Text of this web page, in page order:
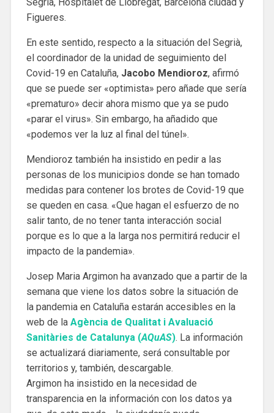
Figueres.
En este sentido, respecto a la situación del Segrià,
el coordinador de la unidad de seguimiento del
Covid-19 en Cataluña, Jacobo Mendioroz, afirmó
que se puede ser «optimista» pero añade que sería
«prematuro» decir ahora mismo que ya se pudo
«parar el virus». Sin embargo, ha añadido que
«podemos ver la luz al final del túnel».
Mendioroz también ha insistido en pedir a las
personas de los municipios donde se han tomado
medidas para contener los brotes de Covid-19 que
se queden en casa. «Que hagan el esfuerzo de no
salir tanto, de no tener tanta interacción social
porque es lo que a la larga nos permitirá reducir el
impacto de la pandemia».
Josep Maria Argimon ha avanzado que a partir de la
semana que viene los datos sobre la situación de
la pandemia en Cataluña estarán accesibles en la
web de la Agència de Qualitat i Avaluació
Sanitàries de Catalunya (AQuAS). La información
se actualizará diariamente, será consultable por
territorios y, también, descargable.
Argimon ha insistido en la necesidad de
transparencia en la información con los datos ya